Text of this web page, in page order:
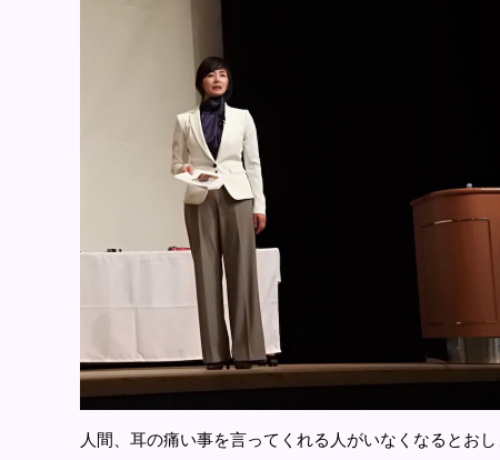
人間、耳の痛い事を言ってくれる人がいなくなるとおし